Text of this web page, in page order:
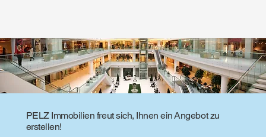
PELZ Immobilien freut sich, Ihnen ein Angebot zu
erstellen!